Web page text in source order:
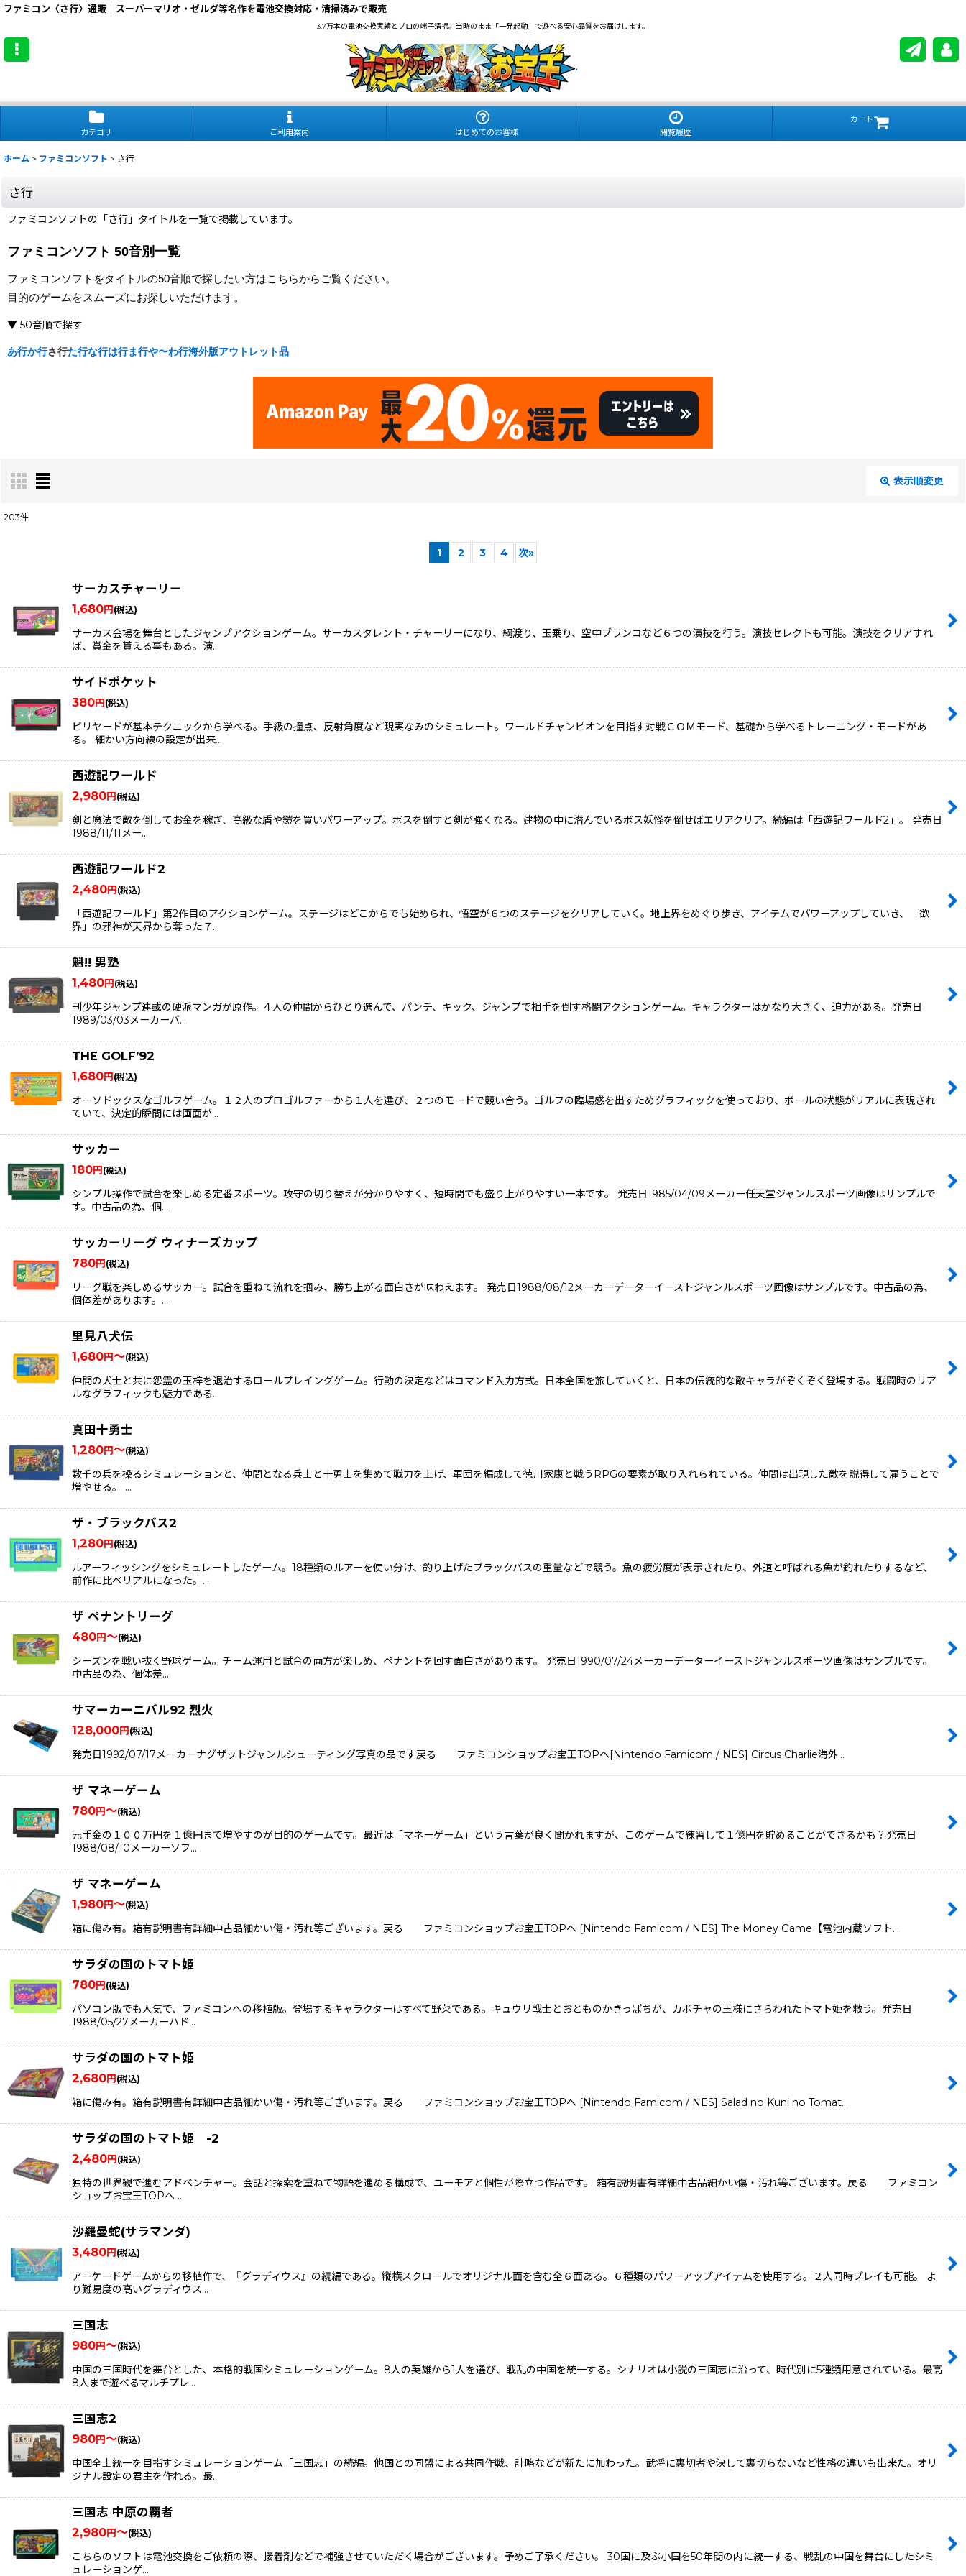
ファミコン〈さ行〉通販｜スーパーマリオ・ゼルダ等名作を電池交換対応・清掃済みで販売
3.7万本の電池交換実績とプロの端子清掃。当時のまま「一発起動」で遊べる安心品質をお届けします。
.
カテゴリ ご利用案内 はじめてのお客様 閲覧履歴
カート
ホーム > ファミコンソフト > さ行
さ行
ファミコンソフトの「さ行」タイトルを一覧で掲載しています。
ファミコンソフト 50音別一覧
ファミコンソフトをタイトルの50音順で探したい方はこちらからご覧ください。
目的のゲームをスムーズにお探しいただけます。
▼ 50音順で探す
あ行か行さ行た行な行は行ま行や〜わ行海外版アウトレット品
表示順変更
203件
1 2 3 4 次»
サーカスチャーリー
1,680円 (税込)
サーカス会場を舞台としたジャンプアクションゲーム。サーカスタレント・チャーリーになり、綱渡り、玉乗り、空中ブランコなど６つの演技を行う。演技セレクトも可能。演技をクリアすれ
ば、賞金を貰える事もある。演…
サイドポケット
380円 (税込)
ビリヤードが基本テクニックから学べる。手級の撞点、反射角度など現実なみのシミュレート。ワールドチャンピオンを目指す対戦ＣＯＭモード、基礎から学べるトレーニング・モードがあ
る。 細かい方向線の設定が出来…
西遊記ワールド
2,980円 (税込)
剣と魔法で敵を倒してお金を稼ぎ、高級な盾や鎧を買いパワーアップ。ボスを倒すと剣が強くなる。建物の中に潜んでいるボス妖怪を倒せばエリアクリア。続編は「西遊記ワールド2」。 発売日
1988/11/11メー…
西遊記ワールド2
2,480円 (税込)
「西遊記ワールド」第2作目のアクションゲーム。ステージはどこからでも始められ、悟空が６つのステージをクリアしていく。地上界をめぐり歩き、アイテムでパワーアップしていき、「欲
界」の邪神が天界から奪った７…
魁!! 男塾
1,480円 (税込)
刊少年ジャンプ連載の硬派マンガが原作。４人の仲間からひとり選んで、パンチ、キック、ジャンプで相手を倒す格闘アクションゲーム。キャラクターはかなり大きく、迫力がある。発売日
1989/03/03メーカーバ…
THE GOLF’92
1,680円 (税込)
オーソドックスなゴルフゲーム。１２人のプロゴルファーから１人を選び、２つのモードで競い合う。ゴルフの臨場感を出すためグラフィックを使っており、ボールの状態がリアルに表現され
ていて、決定的瞬間には画面が…
サッカー
180円 (税込)
シンプル操作で試合を楽しめる定番スポーツ。攻守の切り替えが分かりやすく、短時間でも盛り上がりやすい一本です。 発売日1985/04/09メーカー任天堂ジャンルスポーツ画像はサンプルで
す。中古品の為、個…
サッカーリーグ ウィナーズカップ
780円 (税込)
リーグ戦を楽しめるサッカー。試合を重ねて流れを掴み、勝ち上がる面白さが味わえます。 発売日1988/08/12メーカーデーターイーストジャンルスポーツ画像はサンプルです。中古品の為、
個体差があります。…
里見八犬伝
1,680円～(税込)
仲間の犬士と共に怨霊の玉梓を退治するロールプレイングゲーム。行動の決定などはコマンド入力方式。日本全国を旅していくと、日本の伝統的な敵キャラがぞくぞく登場する。戦闘時のリア
ルなグラフィックも魅力である…
真田十勇士
1,280円～(税込)
数千の兵を操るシミュレーションと、仲間となる兵士と十勇士を集めて戦力を上げ、軍団を編成して徳川家康と戦うRPGの要素が取り入れられている。仲間は出現した敵を説得して雇うことで
増やせる。 …
ザ・ブラックバス2
1,280円 (税込)
ルアーフィッシングをシミュレートしたゲーム。18種類のルアーを使い分け、釣り上げたブラックバスの重量などで競う。魚の疲労度が表示されたり、外道と呼ばれる魚が釣れたりするなど、
前作に比べリアルになった。…
ザ ペナントリーグ
480円～(税込)
シーズンを戦い抜く野球ゲーム。チーム運用と試合の両方が楽しめ、ペナントを回す面白さがあります。 発売日1990/07/24メーカーデーターイーストジャンルスポーツ画像はサンプルです。
中古品の為、個体差…
サマーカーニバル92 烈火
128,000円 (税込)
発売日1992/07/17メーカーナグザットジャンルシューティング写真の品です戻る ファミコンショップお宝王TOPへ[Nintendo Famicom / NES] Circus Charlie海外…
ザ マネーゲーム
780円～(税込)
元手金の１００万円を１億円まで増やすのが目的のゲームです。最近は「マネーゲーム」という言葉が良く聞かれますが、このゲームで練習して１億円を貯めることができるかも？発売日
1988/08/10メーカーソフ…
ザ マネーゲーム
1,980円～(税込)
箱に傷み有。箱有説明書有詳細中古品細かい傷・汚れ等ございます。戻る ファミコンショップお宝王TOPへ [Nintendo Famicom / NES] The Money Game【電池内蔵ソフト…
サラダの国のトマト姫
780円 (税込)
パソコン版でも人気で、ファミコンへの移植版。登場するキャラクターはすべて野菜である。キュウリ戦士とおとものかきっぱちが、カボチャの王様にさらわれたトマト姫を救う。発売日
1988/05/27メーカーハド…
サラダの国のトマト姫
2,680円 (税込)
箱に傷み有。箱有説明書有詳細中古品細かい傷・汚れ等ございます。戻る ファミコンショップお宝王TOPへ [Nintendo Famicom / NES] Salad no Kuni no Tomat…
サラダの国のトマト姫 -2
2,480円 (税込)
独特の世界観で進むアドベンチャー。会話と探索を重ねて物語を進める構成で、ユーモアと個性が際立つ作品です。 箱有説明書有詳細中古品細かい傷・汚れ等ございます。戻る ファミコン
ショップお宝王TOPへ …
沙羅曼蛇(サラマンダ)
3,480円 (税込)
アーケードゲームからの移植作で、『グラディウス』の続編である。縦横スクロールでオリジナル面を含む全６面ある。６種類のパワーアップアイテムを使用する。２人同時プレイも可能。 よ
り難易度の高いグラディウス…
三国志
980円～(税込)
中国の三国時代を舞台とした、本格的戦国シミュレーションゲーム。8人の英雄から1人を選び、戦乱の中国を統一する。シナリオは小説の三国志に沿って、時代別に5種類用意されている。最高
8人まで遊べるマルチプレ…
三国志2
980円～(税込)
中国全土統一を目指すシミュレーションゲーム「三国志」の続編。他国との同盟による共同作戦、計略などが新たに加わった。武将に裏切者や決して裏切らないなど性格の違いも出来た。オリ
ジナル設定の君主を作れる。最…
三国志 中原の覇者
2,980円～(税込)
こちらのソフトは電池交換をご依頼の際、接着剤などで補強させていただく場合がございます。予めご了承ください。 30国に及ぶ小国を50年間の内に統一する、戦乱の中国を舞台にしたシミ
ュレーションゲ…